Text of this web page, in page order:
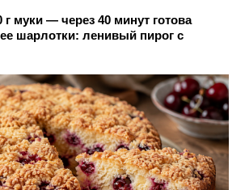
г муки — через 40 минут готова
шарлотки: ленивый пирог с